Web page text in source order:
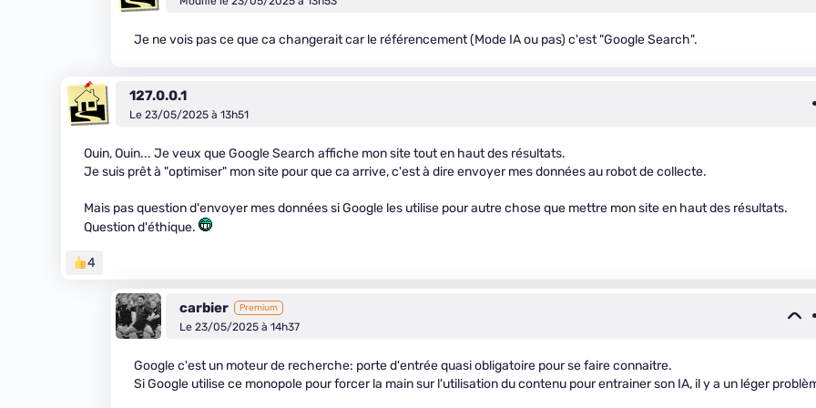
Je ne vois pas ce que ca changerait car le référencement (Mode IA ou pas) c'est "Google Search".
127.0.0.1
Le 23/05/2025 à 13h51
Ouin, Ouin... Je veux que Google Search affiche mon site tout en haut des résultats.
Je suis prêt à "optimiser" mon site pour que ca arrive, c'est à dire envoyer mes données au robot de collecte.
Mais pas question d'envoyer mes données si Google les utilise pour autre chose que mettre mon site en haut des résultats.
Question d'éthique.
4
carbier Premium
Le 23/05/2025 à 14h37
Google c'est un moteur de recherche: porte d'entrée quasi obligatoire pour se faire connaitre.
Si Google utilise ce monopole pour forcer la main sur l'utilisation du contenu pour entrainer son IA, il y a un léger